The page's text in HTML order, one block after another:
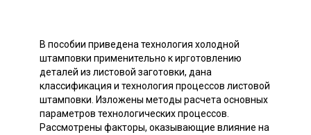
В пособии приведена технология холодной
штамповки применительно к иpготовлению
деталей из листовой заготовки, дана
классификация и технология процессов листовой
штамповки. Изложены методы расчета основных
параметров технологических процессов.
Рассмотрены факторы, оказывающие влияние на